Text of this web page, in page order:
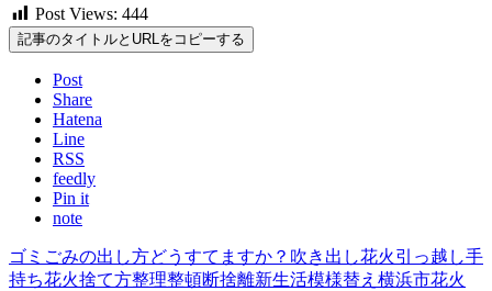
Post Views: 444
記事のタイトルとURLをコピーする
Post
Share
Hatena
Line
RSS
feedly
Pin it
note
ゴミ ごみの出し方どうすてますか？ 吹き出し花火引っ越し手
持ち花火捨て方整理整頓断捨離新生活模様替え 横浜市花火